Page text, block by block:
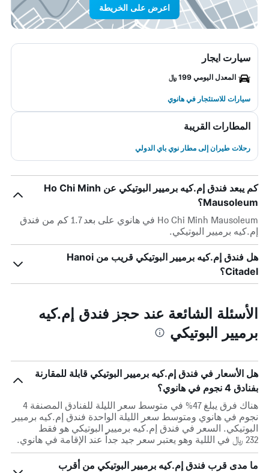
اعرض على الخريطة
سيارت ايجار
المعدل اليومي 199 ﷼
سيارات للاستئجار في هانوي
المطارات القريبة
رحلات طيران إلى مطار نوي باي الدولي
كم يبعد فندق إم.كيه برميير البوتيكي عن Ho Chi Minh
Mausoleum؟
Ho Chi Minh Mausoleum في هانوي على بعد 1.7 كم من فندق
إم.كيه برميير البوتيكي.
هل فندق إم.كيه برميير البوتيكي قريب من Hanoi
Citadel؟
الأسئلة الشائعة عند حجز فندق إم.كيه
برميير البوتيكي
هل الأسعار في فندق إم.كيه برميير البوتيكي قابلة للمقارنة
بفنادق 4 نجوم في هانوي؟
هناك فرق يبلغ 47% في متوسط ​​سعر الليلة للفنادق المصنفة 4
نجوم في هانوي ومتوسط ​​سعر الليلة الواحدة فندق إم.كيه برميير
البوتيكي. السعر في فندق إم.كيه برميير البوتيكي هو فقط
232 ﷼ في الللية وهو يعتبر سعر جيد جداً عند الإقامة في هانوي.
ما مدى قرب فندق إم.كيه برميير البوتيكي من أقرب